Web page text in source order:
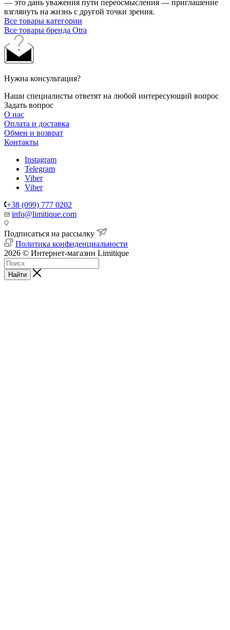
— это дань уважения пути переосмысления — приглашение
взглянуть на жизнь с другой точки зрения.
Все товары категории
Все товары бренда Otra
Нужна консультация?
Наши специалисты ответят на любой интересующий вопрос
Задать вопрос
О нас
Оплата и доставка
Обмен и возврат
Контакты
Instagram
Telegram
Viber
Viber
+38 (099) 777 0202
info@limitique.com
Подписаться на рассылку
Политика конфиденциальности
2026 © Интернет-магазин Limitique
Найти